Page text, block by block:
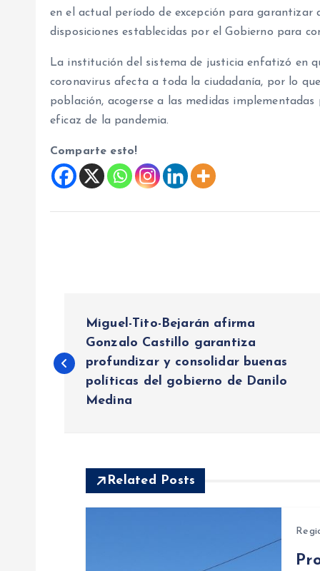
en el actual período de excepción para garantizar
disposiciones establecidas por el Gobierno para
La institución del sistema de justicia enfatizó en
coronavirus afecta a toda la ciudadanía, por lo
población, acogerse a las medidas
eficaz de la pandemia.
Comparte esto!
a
Miguel-Tito-Bejarán afirma
Gonzalo Castillo garantiza
profundizar y consolidar buenas
políticas del gobierno de Danilo
Medina
Related Posts